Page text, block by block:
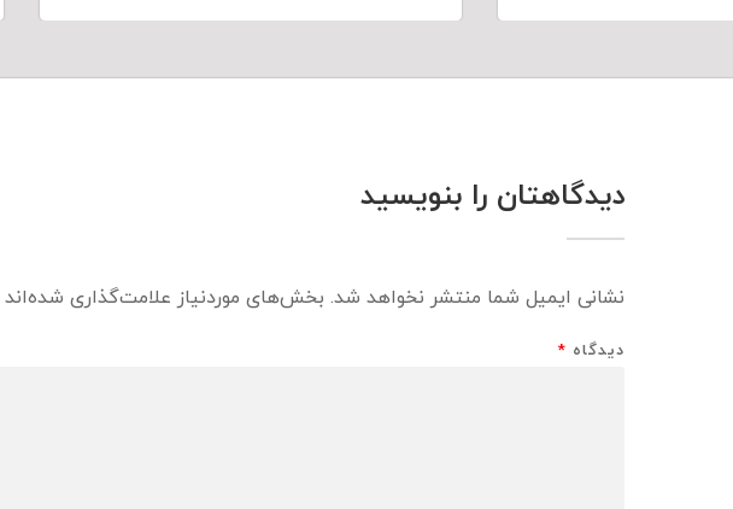
دیدگاهتان را بنویسید
نشانی ایمیل شما منتشر نخواهد شد. بخش‌های موردنیاز علامت‌گذاری شده‌اند
دیدگاه *